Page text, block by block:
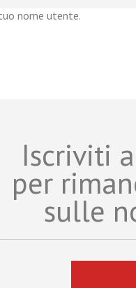
nome utente.
Iscriviti
per
sulle